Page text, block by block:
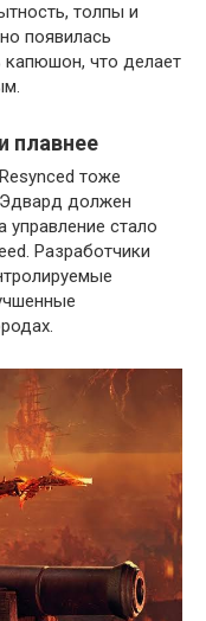
толпы и
появилась
что делает
плавнее
тоже
Эдвард должен
управление стало
Разработчики